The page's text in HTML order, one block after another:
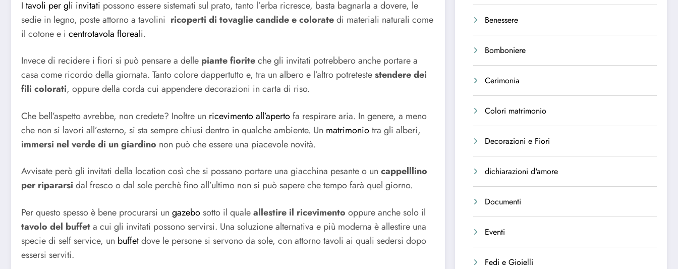
I tavoli per gli invitati possono essere sistemati sul prato, tanto l’erba ricresce, basta bagnarla a dovere, le
sedie in legno, poste attorno a tavolini ricoperti di tovaglie candide e coloratedi materiali naturali come
il cotone e i centrotavola floreali.
Invece di recidere i fiori si può pensare a delle piante fioriteche gli invitati potrebbero anche portare a
casa come ricordo della giornata. Tanto colore dappertutto e, tra un albero e l’altro potretestestendere dei
fili colorati, oppure della corda cui appendere decorazioni in carta di riso.
Che bell’aspetto avrebbe, non credete? Inoltre un ricevimento all’apertofa respirare aria. In genere, a meno
che non si lavori all’esterno, si sta sempre chiusi dentro in qualche ambiente. Un matrimoniotra gli alberi,
immersi nel verde di un giardino non può che essere una piacevole novità.
Avvisate però gli invitati della location così che si possano portare una giacchina pesante o un cappelllino
per ripararsi dal fresco o dal sole perchè fino all’ultimo non si può sapere che tempo farà quel giorno.
Per questo spesso è bene procurarsi un gazebosotto il qualeallestire il ricevimento oppure anche solo il
tavolo del buffeta cui gli invitati possono servirsi. Una soluzione alternativa e più moderna è allestire una
specie di self service, un buffetdove le persone si servono da sole, con attorno tavoli ai quali sedersi dopo
essersi serviti.
Benessere
Bomboniere
Cerimonia
Colori matrimonio
Decorazioni e Fiori
dichiarazioni d'amore
Documenti
Eventi
Fedi e Gioielli